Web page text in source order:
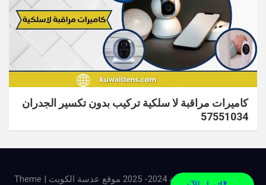
كاميرات مراقبة لا سلكية تركيب بدون تكسير الجدران
57551034
جميع الحقوق محفوظة 2024- 2025 موقع عدسة الكويت | Theme